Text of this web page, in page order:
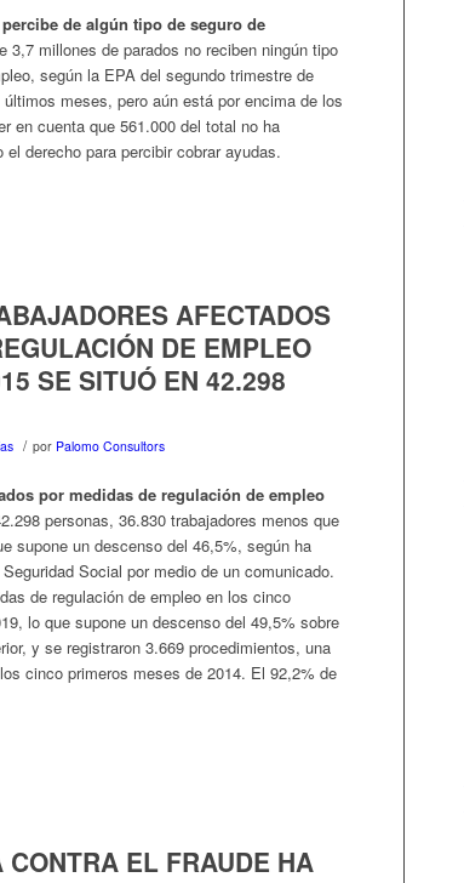
de algún tipo de seguro de
3,7 millones de parados no reciben ningún tipo
según la EPA del segundo trimestre de
meses, pero aún está por encima de los
en cuenta que 561.000 del total no ha
derecho para percibir cobrar ayudas.
AFECTADOS
DE EMPLEO
SE SITUÓ EN 42.298
/ por Palomo Consultors
por medidas de regulación de empleo
personas, 36.830 trabajadores menos que
supone un descenso del 46,5%, según ha
Social por medio de un comunicado.
de regulación de empleo en los cinco
lo que supone un descenso del 49,5% sobre
y se registraron 3.669 procedimientos, una
cinco primeros meses de 2014. El 92,2% de
EL FRAUDE HA